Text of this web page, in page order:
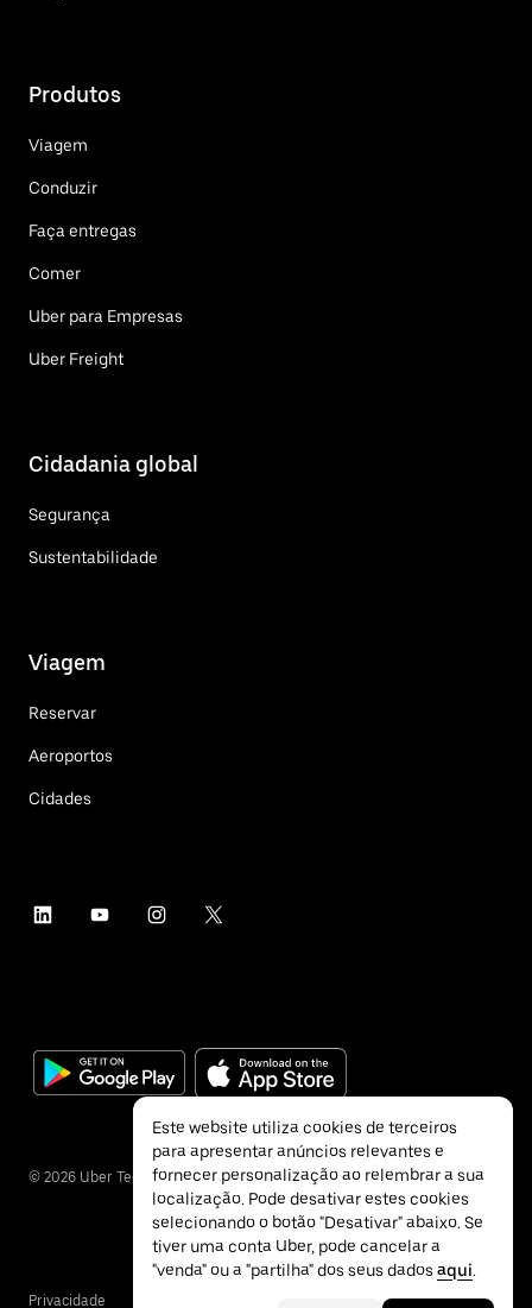
Produtos
Viagem
Conduzir
Faça entregas
Comer
Uber para Empresas
Uber Freight
Cidadania global
Segurança
Sustentabilidade
Viagem
Reservar
Aeroportos
Cidades
© 2026 Uber Technologies Inc.
Privacidade
Este website utiliza cookies de terceiros
para apresentar anúncios relevantes e
fornecer personalização ao relembrar a sua
localização. Pode desativar estes cookies
selecionando o botão "Desativar" abaixo. Se
tiver uma conta Uber, pode cancelar a
"venda" ou a "partilha" dos seus dados aqui.